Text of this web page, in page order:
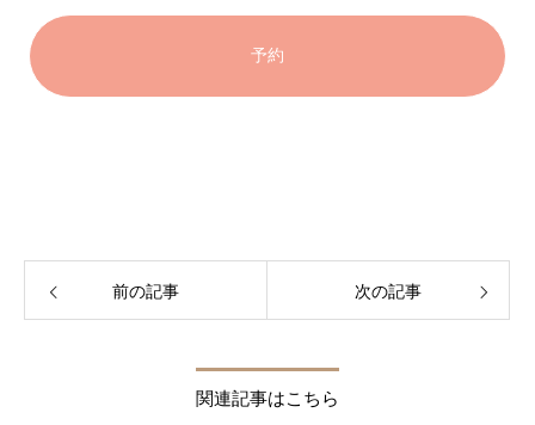
予約
前の記事 次の記事
関連記事はこちら